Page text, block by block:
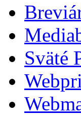
Sväté